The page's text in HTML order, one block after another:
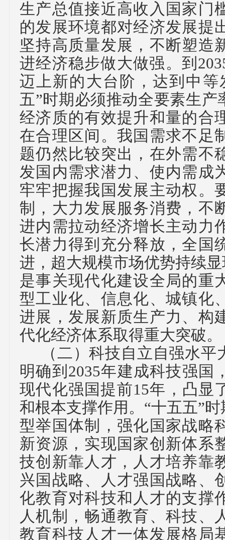
生产总值接近高收入国家门
的发展环境都对经济发展提
坚持高质量发展，不断塑造
进经济稳步做大做强。到
迈上新的大台阶，达到中等
五”时期必须推动全要素生产
经济质的有效提升和量的合
在合理区间。我国需求不足
题仍然比较突出，在外需不
发国内需求潜力、使内需成
牢牢把握我国发展主动权。
制，大力发展服务消费，不
进内需拉动经济增长主动力
长潜力得到充分释放，全国
进，超大规模市场优势持续
是事关现代化建设全局的重
型工业化、信息化、城镇化
进展，发展新质生产力、构
代化经济体系取得重大突破。
（二）科技自立自强水平
明确到 2035年建成科技强国
现代化强国提前15年，凸显
和根本支撑作用。“十五五”
型举国体制，强化国家战略
新资源，实现国家创新体系
技创新靠人才，人才培养靠
兴国战略、人才强国战略、
化教育对科技和人才的支撑
人机制，畅通教育、科技、
教育科技人才一体发展格局